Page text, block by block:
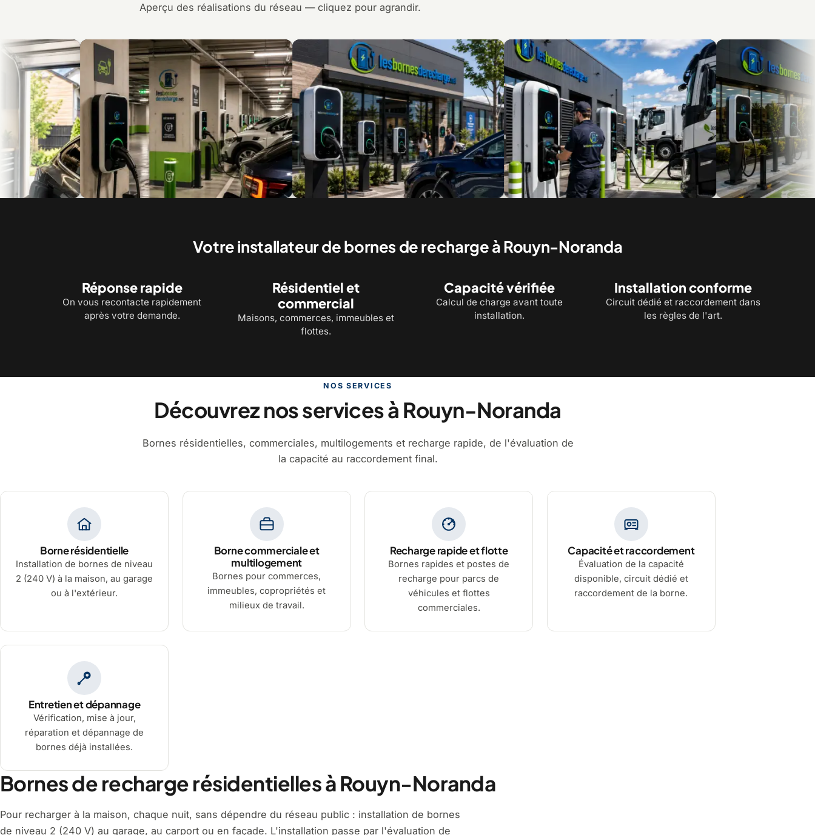
Aperçu des réalisations du réseau — cliquez pour agrandir.
Votre installateur de bornes de recharge à Rouyn-Noranda
Réponse rapide
On vous recontacte rapidement
après votre demande.
Résidentiel et
commercial
Maisons, commerces, immeubles et
flottes.
Capacité vérifiée
Calcul de charge avant toute
installation.
Installation conforme
Circuit dédié et raccordement dans
les règles de l'art.
NOS SERVICES
Découvrez nos services à Rouyn-Noranda
Bornes résidentielles, commerciales, multilogements et recharge rapide, de l'évaluation de
la capacité au raccordement final.
Borne résidentielle
Installation de bornes de niveau
2 (240 V) à la maison, au garage
ou à l'extérieur.
Borne commerciale et
multilogement
Bornes pour commerces,
immeubles, copropriétés et
milieux de travail.
Recharge rapide et flotte
Bornes rapides et postes de
recharge pour parcs de
véhicules et flottes
commerciales.
Capacité et raccordement
Évaluation de la capacité
disponible, circuit dédié et
raccordement de la borne.
Entretien et dépannage
Vérification, mise à jour,
réparation et dépannage de
bornes déjà installées.
Bornes de recharge résidentielles à Rouyn-Noranda
Pour recharger à la maison, chaque nuit, sans dépendre du réseau public : installation de bornes
de niveau 2 (240 V) au garage, au carport ou en façade. L'installation passe par l'évaluation de